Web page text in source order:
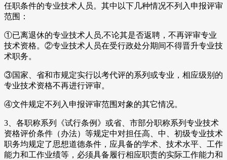
任职条件的专业技术人员。其中以下几种情况不列入申报评审
范围：
①已离退休的专业技术人员,不论其是否返聘，不再评审专业
技术资格。②专业技术人员在受行政处分期间不得晋升专业技
术职务。
③国家、省和市规定实行以考代评的系列或专业，相应级别的
专业技术资格不再进行评审。
④文件规定不列入申报评审范围对象的其它情况。
3、各职称系列《试行条例》或省、市部分职称系列专业技术
资格评价条件（办法）等规定中对担任高、中、初级专业技术
职务均规定了思想道德条件，应具备的学术、技术水平、工作
能力和工作业绩等，必须具备履行相应职责的实际工作能力和